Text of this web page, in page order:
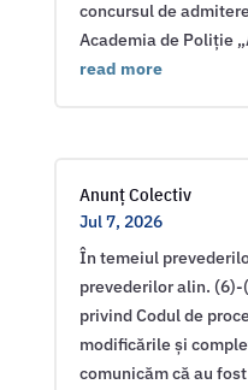
concursul de
Academia de Poliție
read more
Anunț Colectiv
Jul 7, 2026
În temeiul
prevederilor alin. (6)-
privind Codul de
modificările și
comunicăm că au